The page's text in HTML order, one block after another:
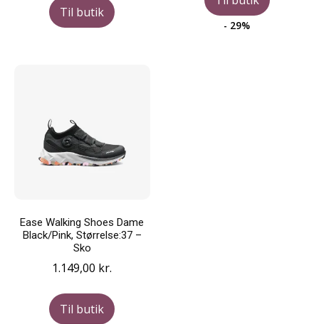
Til butik
var:
1.200,00 kr..
- 29%
Ease Walking Shoes Dame
Black/Pink, Størrelse:37 –
Sko
1.149,00 kr.
Til butik